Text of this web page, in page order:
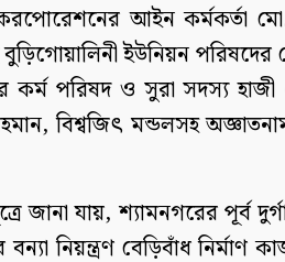
আইন কর্মকর্তা
ইউনিয়ন
কর্ম পরিষদ ও সুরা সদস্য
বিশ্বজিৎ মন্ডলসহ
জানা যায়, শ্যামনগরের পূর্ব
বন্যা নিয়ন্ত্রণ বেড়িবাঁধ